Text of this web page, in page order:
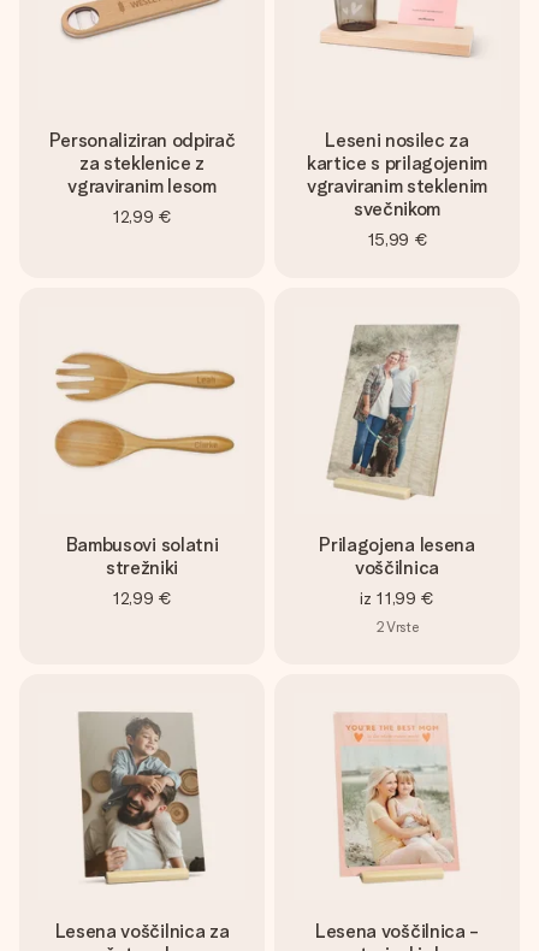
Personaliziran odpirač
za steklenice z
vgraviranim lesom
12,99 €
Leseni nosilec za
kartice s prilagojenim
vgraviranim steklenim
svečnikom
15,99 €
Bambusovi solatni
strežniki
12,99 €
Prilagojena lesena
voščilnica
iz 11,99 €
2Vrste
Lesena voščilnica za
Lesena voščilnica -